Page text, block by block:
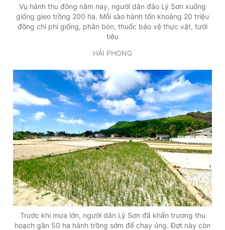
Vụ hành thu đông năm nay, người dân đảo Lý Sơn xuống
giống gieo trồng 200 ha. Mỗi sào hành tốn khoảng 20 triệu
đồng chi phí giống, phân bón, thuốc bảo vệ thực vật, tưới
tiêu
HẢI PHONG
Trước khi mưa lớn, người dân Lý Sơn đã khẩn trương thu
hoạch gần 50 ha hành trồng sớm để chạy úng. Đợt này còn